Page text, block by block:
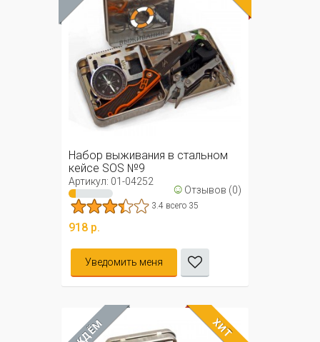
Набор выживания в стальном
кейсе SOS №9
Артикул: 01-04252 ☺ Отзывов (0)
3.4 всего 35
918 р.
Уведомить меня
ЖДЁМ ХИТ